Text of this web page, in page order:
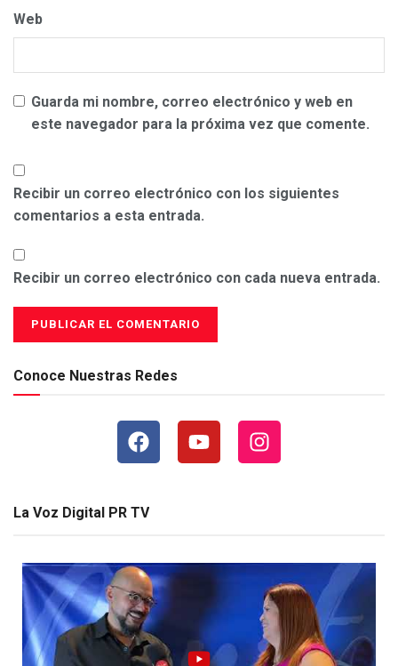
Web
Guarda mi nombre, correo electrónico y web en
este navegador para la próxima vez que comente.
Recibir un correo electrónico con los siguientes
comentarios a esta entrada.
Recibir un correo electrónico con cada nueva entrada.
Conoce Nuestras Redes
La Voz Digital PR TV